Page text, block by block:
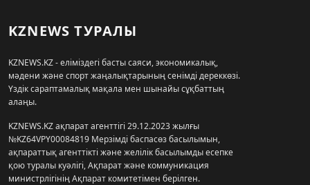
KZNEWS ТУРАЛЫ
KZNEWS.KZ - еліміздегі басты саяси, экономикалық,
мәдени және спорт жаңалықтарының сенімді дереккөзі.
Үздік сараптамалық мақала мен шынайы сұқбаттың
алаңы.
KZNEWS.KZ ақпарат агенттігі 29.12.2023 жылғы
№KZ64VPY00084819 Мерзімді баспасөз басылымын,
ақпараттық агенттікті және желілік басылымды есепке
қою туралы куәлігі, Ақпарат және коммуникация
министрлігінің Ақпарат комитетімен берілген.